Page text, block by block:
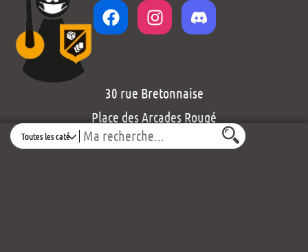
Search
30 rue Bretonnaise
Place des Arcades Rougé
49300 Cholet